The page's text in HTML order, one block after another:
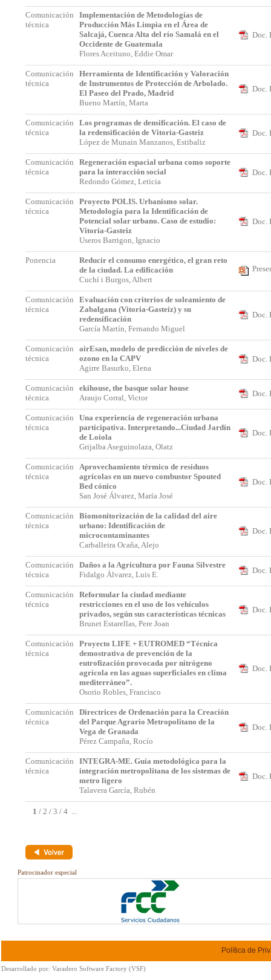
Comunicación
técnica
Implementación de Metodologías de
Producción Más Limpia en el Área de
Salcajá, Cuenca Alta del río Samalá en el
Occidente de Guatemala
Flores Aceituno, Eddie Omar
Doc.
Comunicación
técnica
Herramienta de Identificación y Valoración
de Instrumentos de Protección de Arbolado.
El Paseo del Prado, Madrid
Bueno Martín, Marta
Doc.
Comunicación
técnica
Los programas de densificación. El caso de
la redensificación de Vitoria-Gasteiz
López de Munain Manzanos, Estibaliz
Doc.
Comunicación
técnica
Regeneración espacial urbana como soporte
para la interacción social
Redondo Gómez, Leticia
Doc.
Comunicación
técnica
Proyecto POLIS. Urbanismo solar.
Metodología para la Identificación de
Potencial solar urbano. Caso de estudio:
Vitoria-Gasteiz
Useros Barrigon, Ignacio
Doc.
Ponencia
Reducir el consumo energético, el gran reto
de la ciudad. La edificación
Cuchí i Burgos, Albert
Comunicación
técnica
Evaluación con criterios de soleamiento de
Zabalgana (Vitoria-Gasteiz) y su
redensificación
García Martín, Fernando Miguel
Doc.
Comunicación
técnica
airEsan, modelo de predicción de niveles de
ozono en la CAPV
Agirre Basurko, Elena
Doc.
Comunicación
técnica
ekihouse, the basque solar house
Araujo Corral, Victor
Doc.
Comunicación
técnica
Una experiencia de regeneración urbana
participativa. Interpretando...Ciudad Jardín
de Loiola
Grijalba Aseguinolaza, Olatz
Doc.
Comunicación
técnica
Aprovechamiento térmico de residuos
agrícolas en un nuevo combustor Spouted
Bed cónico
San José Álvarez, María José
Doc.
Comunicación
técnica
Biomonitorización de la calidad del aire
urbano: Identificación de
microcontaminantes
Carballeira Ocaña, Alejo
Doc.
Comunicación
técnica
Daños a la Agricultura por Fauna Silvestre
Fidalgo Álvarez, Luis E.
Doc.
Comunicación
técnica
Reformular la ciudad mediante
restricciones en el uso de los vehículos
privados, según sus características técnicas
Brunet Estarellas, Pere Joan
Doc.
Comunicación
técnica
Proyecto LIFE + EUTROMED “Técnica
demostrativa de prevención de la
eutrofización provocada por nitrógeno
agrícola en las aguas superficiales en clima
mediterráneo”.
Osorio Robles, Francisco
Doc.
Comunicación
técnica
Directrices de Ordenación para la Creación
del Parque Agrario Metropolitano de la
Vega de Granada
Pérez Campaña, Rocío
Doc.
Comunicación
técnica
INTEGRA-ME. Guía metodológica para la
integración metropolitana de los sistemas de
metro ligero
Talavera García, Rubén
Doc.
1 / 2 / 3 / 4 ...
Patrocinador especial
Política de
Desarrollado por: Varadero Software Factory (VSF)